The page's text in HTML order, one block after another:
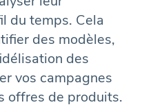
du temps. Cela
des modèles,
des
vos campagnes
offres de produits.